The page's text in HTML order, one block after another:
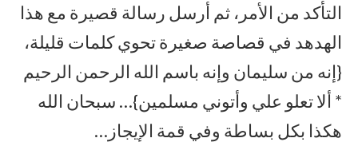
التأكد من الأمر، ثم أرسل رسالة قصيرة مع هذا
الهدهد في قصاصة صغيرة تحوي كلمات قليلة،
{إنه من سليمان وإنه باسم الله الرحمن الرحيم
* ألا تعلو علي وأتوني مسلمين}… سبحان الله
هكذا بكل بساطة وفي قمة الإيجاز…